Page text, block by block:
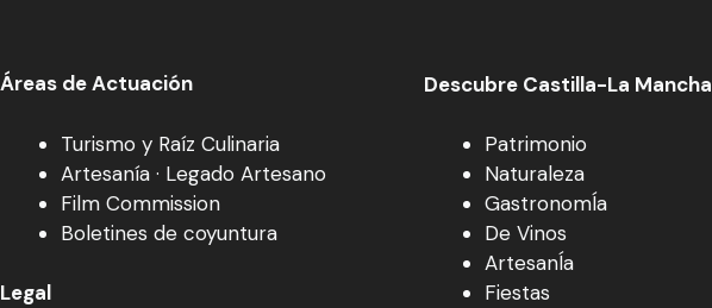
Áreas de Actuación
Turismo y Raíz Culinaria
Artesanía · Legado Artesano
Film Commission
Boletines de coyuntura
Legal
Descubre Castilla-La Mancha
Patrimonio
Naturaleza
GastronomÍa
De Vinos
ArtesanÍa
Fiestas